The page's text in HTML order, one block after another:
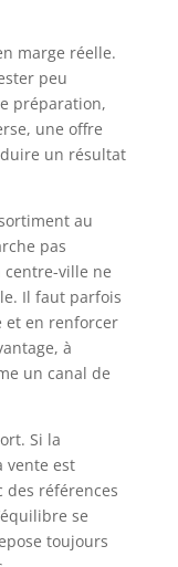
marge réelle.
peu
préparation,
une offre
un résultat
au
pas
ville ne
Il faut parfois
et en renforcer
à
un canal de
Si la
vente est
des références
se
toujours